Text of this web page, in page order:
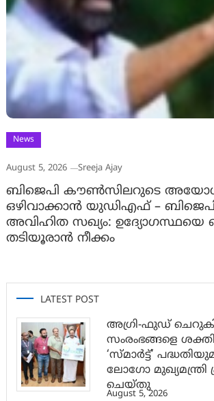
News
August 5, 2026 Sreeja Ajay
ബിജെപി കൗൺസിലറുടെ
ഒഴിവാക്കാൻ യുഡിഎഫ് –
അവിഹിത സഖ്യം: ഉദ്യോഗസ്ഥയെ
തടിയൂരാൻ നീക്കം
LATEST POST
അഗ്രി-ഫുഡ്
സംരംഭങ്ങളെ
‘സ്മാര്‍ട്ട്’
ലോഗോ മുഖ്യമന്ത്രി
ചെയ്തു
August 5, 2026